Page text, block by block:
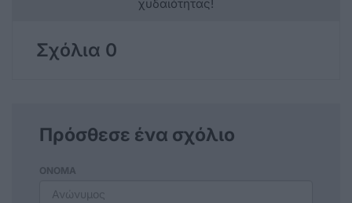
χυδαιότητας!
Σχόλια 0
Πρόσθεσε ένα σχόλιο
ΟΝΟΜΑ